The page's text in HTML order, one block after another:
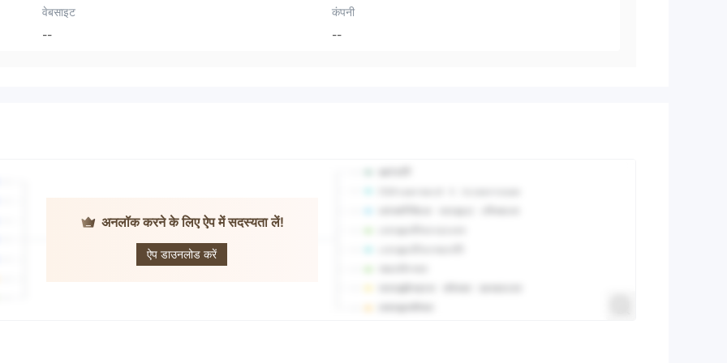
वेबसाइट
--
कंपनी
--
अनलॉक करने के लिए ऐप में सदस्यता लें!
ऐप डाउनलोड करें
BLUE DRAGON